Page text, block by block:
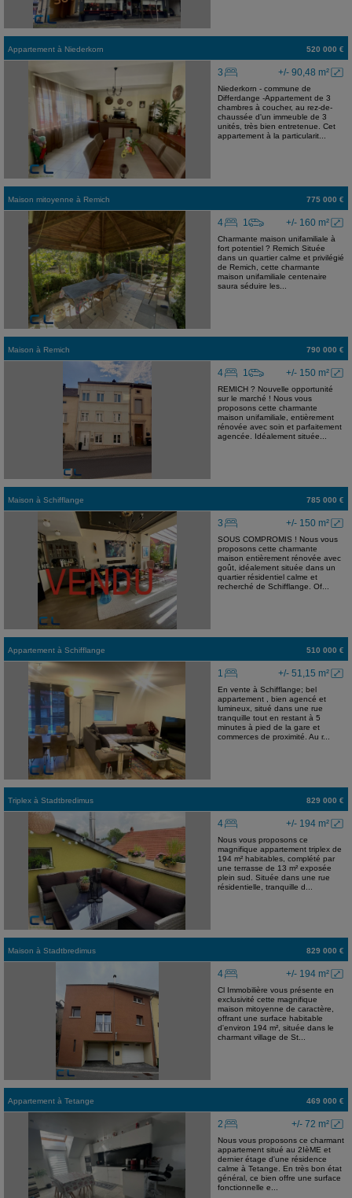
Appartement à Niederkorn 520 000 €
+/- 90,48 m²
3
Niederkorn - commune de
Differdange -Appartement de 3
chambres à coucher, au rez-de-
chaussée d'un immeuble de 3
unités, très bien entretenue. Cet
appartement à la particularit...
Maison mitoyenne à Remich 775 000 €
+/- 160 m²
4 1
Charmante maison unifamiliale à
fort potentiel ? Remich Située
dans un quartier calme et privilégié
de Remich, cette charmante
maison unifamiliale centenaire
saura séduire les...
Maison à Remich 790 000 €
+/- 150 m²
4 1
REMICH ? Nouvelle opportunité
sur le marché ! Nous vous
proposons cette charmante
maison unifamiliale, entièrement
rénovée avec soin et parfaitement
agencée. Idéalement située...
Maison à Schifflange 785 000 €
+/- 150 m²
3
SOUS COMPROMIS ! Nous vous
proposons cette charmante
maison entièrement rénovée avec
goût, idéalement située dans un
quartier résidentiel calme et
recherché de Schifflange. Of...
Appartement à Schifflange 510 000 €
+/- 51,15 m²
1
En vente à Schifflange; bel
appartement , bien agencé et
lumineux, situé dans une rue
tranquille tout en restant à 5
minutes à pied de la gare et
commerces de proximité. Au r...
Triplex à Stadtbredimus 829 000 €
+/- 194 m²
4
Nous vous proposons ce
magnifique appartement triplex de
194 m² habitables, complété par
une terrasse de 13 m² exposée
plein sud. Située dans une rue
résidentielle, tranquille d...
Maison à Stadtbredimus 829 000 €
+/- 194 m²
4
Cl Immobilière vous présente en
exclusivité cette magnifique
maison mitoyenne de caractère,
offrant une surface habitable
d'environ 194 m², située dans le
charmant village de St...
Appartement à Tetange 469 000 €
+/- 72 m²
2
Nous vous proposons ce charmant
appartement situé au 2IèME et
dernier étage d'une résidence
calme à Tetange. En très bon état
général, ce bien offre une surface
fonctionnelle e...